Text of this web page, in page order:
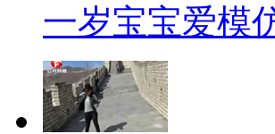
一岁宝宝爱模